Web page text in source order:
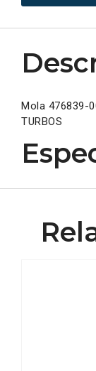
Mola 476839-
TURBOS